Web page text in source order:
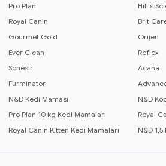
Pro Plan
Hill's
Royal Canin
Brit
Gourmet Gold
Orijen
Ever Clean
Reflex
Schesir
Acana
Furminator
N&D Kedi Maması
N&D
Pro Plan 10 kg Kedi Mamaları
Royal
Royal Canin Kitten Kedi Mamaları
N&D